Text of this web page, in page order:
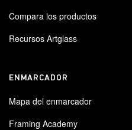
Compara los productos
Recursos Artglass
ENMARCADOR
Mapa del enmarcador
Framing Academy